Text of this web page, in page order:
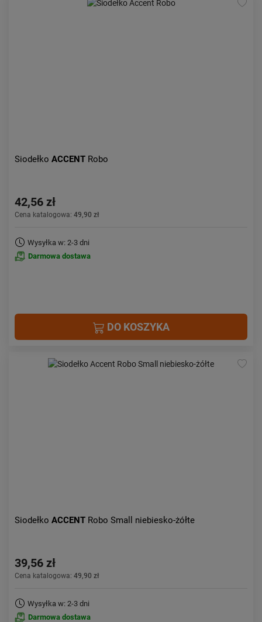
Siodełko ACCENT Robo
42,56 zł
Cena katalogowa: 49,90 zł
Wysyłka w: 2-3 dni
Darmowa dostawa
DO KOSZYKA
Siodełko ACCENT Robo Small niebiesko-żółte
39,56 zł
Cena katalogowa: 49,90 zł
Wysyłka w: 2-3 dni
Darmowa dostawa